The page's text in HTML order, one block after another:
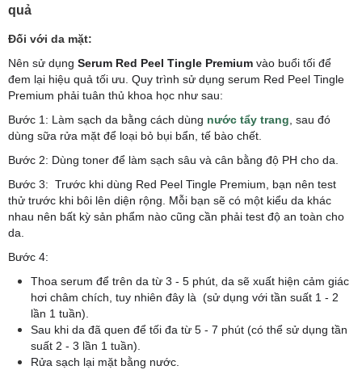
quả
Đối với da mặt:
Nên sử dụng Serum Red Peel Tingle Premium vào buổi tối để
đem lại hiệu quả tối ưu. Quy trình sử dụng serum Red Peel Tingle
Premium phải tuân thủ khoa học như sau:
Bước 1: Làm sạch da bằng cách dùng nước tẩy trang, sau đó
dùng sữa rửa mặt để loại bỏ bụi bẩn, tế bào chết.
Bước 2: Dùng toner để làm sạch sâu và cân bằng độ PH cho da.
Bước 3: Trước khi dùng Red Peel Tingle Premium, bạn nên test
thử trước khi bôi lên diện rộng. Mỗi bạn sẽ có một kiểu da khác
nhau nên bất kỳ sản phẩm nào cũng cần phải test độ an toàn cho
da.
Bước 4:
Thoa serum để trên da từ 3 - 5 phút, da sẽ xuất hiện cảm giác
hơi châm chích, tuy nhiên đây là (sử dụng với tần suất 1 - 2
lần 1 tuần).
Sau khi da đã quen để tối đa từ 5 - 7 phút (có thể sử dụng tần
suất 2 - 3 lần 1 tuần).
Rửa sạch lại mặt bằng nước.